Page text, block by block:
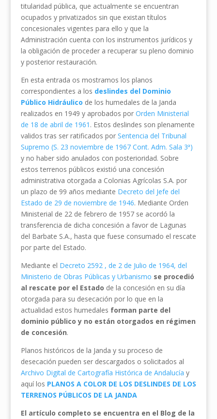
titularidad pública, que actualmente se encuentran
ocupados y privatizados sin que existan títulos
concesionales vigentes para ello y que la
Administración cuenta con los instrumentos jurídicos y
la obligación de proceder a recuperar su pleno dominio
y posterior restauración.
En esta entrada os mostramos los planos
correspondientes a los deslindes del Dominio
Público Hidráulico de los humedales de la Janda
realizados en 1949 y aprobados por Orden Ministerial
de 18 de abril de 1961 . Estos deslindes son plenamente
validos tras ser ratificados por Sentencia del Tribunal
Supremo (S. 23 noviembre de 1967 Cont. Adm. Sala 3ª)
y no haber sido anulados con posterioridad. Sobre
estos terrenos públicos existió una concesión
administrativa otorgada a Colonias Agrícolas S.A. por
un plazo de 99 años mediante Decreto del Jefe del
Estado de 29 de noviembre de 1946. Mediante Orden
Ministerial de 22 de febrero de 1957 se acordó la
transferencia de dicha concesión a favor de Lagunas
del Barbate S.A., hasta que fuese consumado el rescate
por parte del Estado.
Mediante el Decreto 2592 , de 2 de Julio de 1964, del
Ministerio de Obras Públicas y Urbanismo se procedió
al rescate por el Estado de la concesión en su día
otorgada para su desecación por lo que en la
actualidad estos humedales forman parte del
dominio público y no están otorgados en régimen
de concesión.
Planos históricos de la Janda y su proceso de
desecación pueden ser descargados o solicitados al
Archivo Digital de Cartografía Histórica de Andalucía y
aquí los PLANOS A COLOR DE LOS DESLINDES DE LOS
TERRENOS PÚBLICOS DE LA JANDA
El artículo completo se encuentra en el Blog de la